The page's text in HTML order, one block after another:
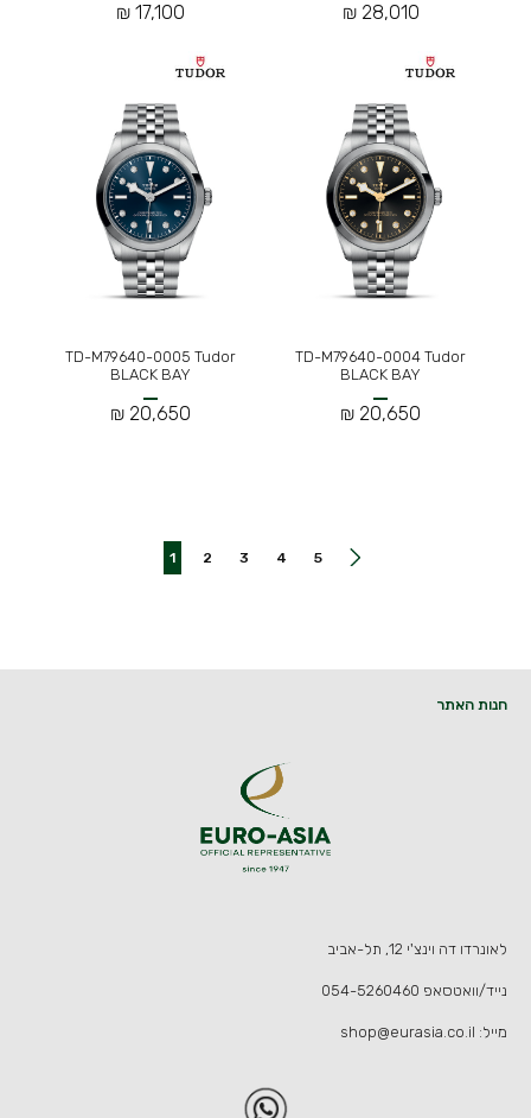
28,010 ₪
17,100 ₪
TD-M79640-0004 Tudor
BLACK BAY
20,650 ₪
TD-M79640-0005 Tudor
BLACK BAY
20,650 ₪
5
4
3
2
1
חנות האתר
לאונרדו דה וינצ'י 12, תל-אביב
נייד/וואטסאפ 054-5260460
מייל: shop@eurasia.co.il